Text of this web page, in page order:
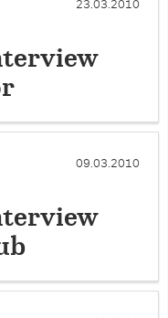
23.03.2010
09.03.2010